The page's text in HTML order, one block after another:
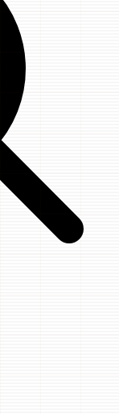
navigate results,